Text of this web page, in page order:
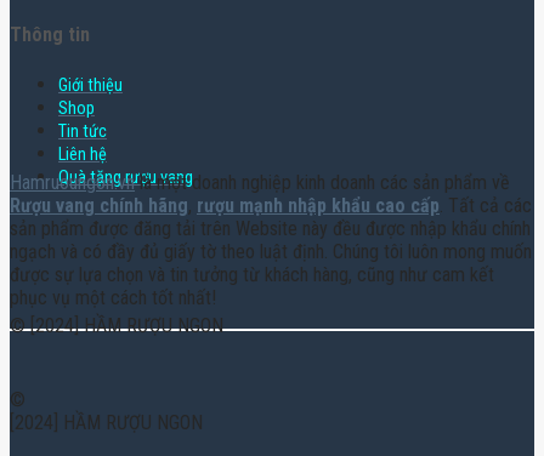
Thông tin
Giới thiệu
Shop
Tin tức
Liên hệ
Quà tặng rượu vang
Hamruoungon.vnlà một doanh nghiệp kinh doanh các sản phẩm về
Rượu vang chính hãng, rượu mạnh nhập khẩu cao cấp . Tất cả các
sản phẩm được đăng tải trên Website này đều được nhập khẩu chính
ngạch và có đầy đủ giấy tờ theo luật định. Chúng tôi luôn mong muốn
được sự lựa chọn và tin tưởng từ khách hàng, cũng như cam kết
phục vụ một cách tốt nhất!
© [2024] HẦM RƯỢU NGON
©
[2024] HẦM RƯỢU NGON